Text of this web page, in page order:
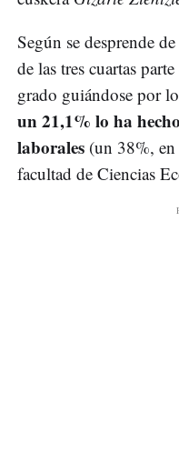
Según se desprende
de las tres cuartas
grado guiándose por
un 21,1% lo ha
laborales (un 38%,
facultad de Ciencias